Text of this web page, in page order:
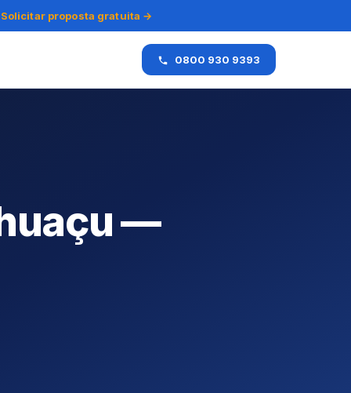
Solicitar proposta gratuita →
0800 930 9393
—